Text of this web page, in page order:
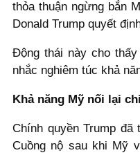
thỏa thuận ngừng bắn
Donald Trump quyết
Động thái này cho
nhắc nghiêm túc khả
Khả năng Mỹ nối lại
Chính quyền Trump
Cuồng nộ sau khi Mỹ